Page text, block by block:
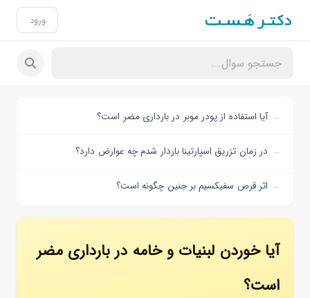
ورود
آیا استفاده از پودر موبر در بارداری مضر است؟
در زمان تزریق اسپارتینا باردار شدم چه عوارض دارد؟
اثر قرص سفیکسیم بر جنین چگونه است؟
آیا خوردن لبنیات و خامه در بارداری مضر
است؟